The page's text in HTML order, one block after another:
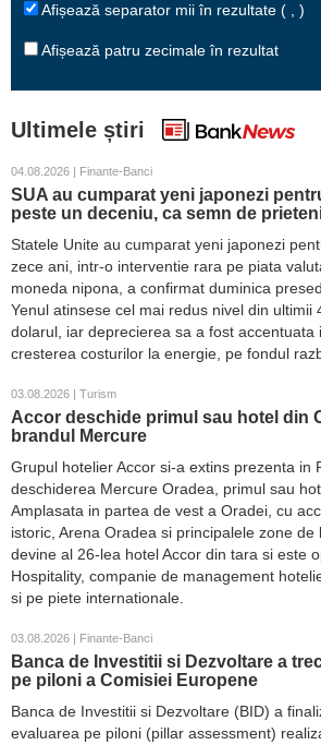
Afișează separator mii în rezultate ( , )
Afișează patru zecimale în rezultat
Ultimele știri
04.08.2026 | Finante-Banci
SUA au cumparat yeni japonezi
peste un deceniu, ca semn de
Statele Unite au cumparat yeni japonezi
zece ani, intr-o interventie rara pe piata
moneda nipona, a confirmat duminica
Yenul atinsese cel mai redus nivel din ultimii
dolarul, iar deprecierea sa a fost accentuata
cresterea costurilor la energie, pe fondul
03.08.2026 | Turism
Accor deschide primul sau hotel din
brandul Mercure
Grupul hotelier Accor si-a extins prezenta in
deschiderea Mercure Oradea, primul sau
Amplasata in partea de vest a Oradei, cu
istoric, Arena Oradea si principalele zone de
devine al 26-lea hotel Accor din tara si este
Hospitality, companie de management
si pe piete internationale.
03.08.2026 | Finante-Banci
Banca de Investitii si Dezvoltare a
pe piloni a Comisiei Europene
Banca de Investitii si Dezvoltare (BID) a
evaluarea pe piloni (pillar assessment)